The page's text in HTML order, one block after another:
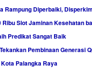
Rampung Diperbaiki,
Slot Jaminan Kesehatan
Predikat Sangat Baik
Pembinaan Generasi
Palangka Raya